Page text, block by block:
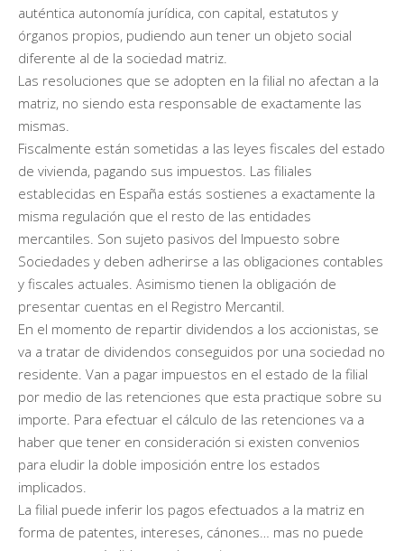
auténtica autonomía jurídica, con capital, estatutos y
órganos propios, pudiendo aun tener un objeto social
diferente al de la sociedad matriz.
Las resoluciones que se adopten en la filial no afectan a la
matriz, no siendo esta responsable de exactamente las
mismas.
Fiscalmente están sometidas a las leyes fiscales del estado
de vivienda, pagando sus impuestos. Las filiales
establecidas en España estás sostienes a exactamente la
misma regulación que el resto de las entidades
mercantiles. Son sujeto pasivos del Impuesto sobre
Sociedades y deben adherirse a las obligaciones contables
y fiscales actuales. Asimismo tienen la obligación de
presentar cuentas en el Registro Mercantil.
En el momento de repartir dividendos a los accionistas, se
va a tratar de dividendos conseguidos por una sociedad no
residente. Van a pagar impuestos en el estado de la filial
por medio de las retenciones que esta practique sobre su
importe. Para efectuar el cálculo de las retenciones va a
haber que tener en consideración si existen convenios
para eludir la doble imposición entre los estados
implicados.
La filial puede inferir los pagos efectuados a la matriz en
forma de patentes, intereses, cánones… mas no puede